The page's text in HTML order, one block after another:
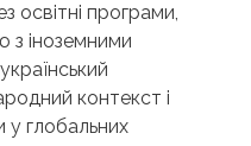
освітні програми,
з іноземними
контекст і
у глобальних